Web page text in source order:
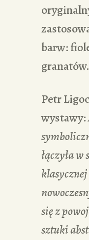
barw:
granatów.
Petr
wystawy:
łączyła
się z
sztuki